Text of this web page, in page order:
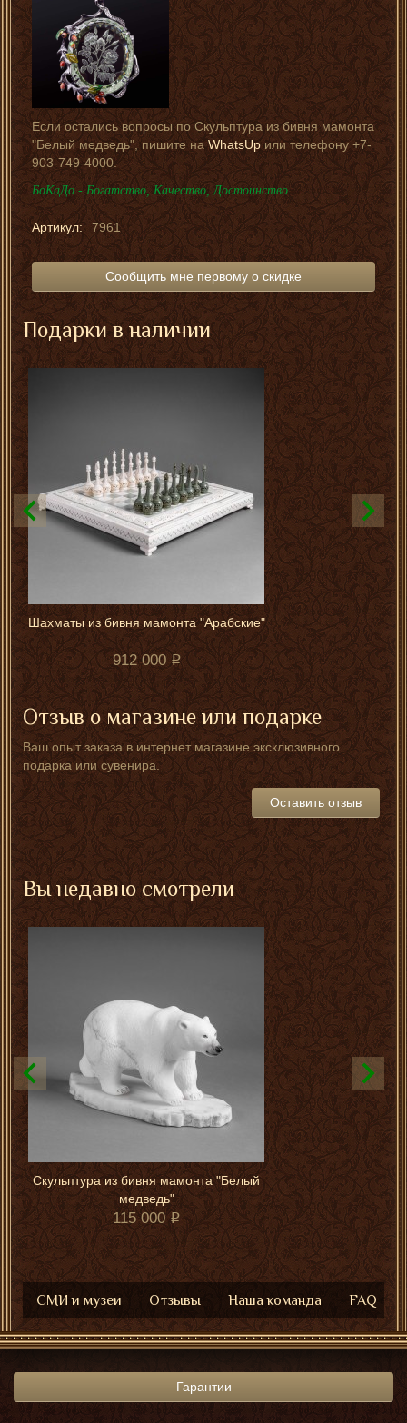
Если остались вопросы по Скульптура из бивня мамонта
"Белый медведь", пишите наWhatsUpили телефону +7-
903-749-4000.
БоКаДо - Богатство, Качество, Достоинство.
Артикул: 7961
Сообщить мне первому о скидке
Подарки в наличии
Шахматы из бивня мамонта "Арабские"
912 000
Отзыв о магазине или подарке
Ваш опыт заказа в интернет магазине эксклюзивного
подарка или сувенира.
Оставить отзыв
Вы недавно смотрели
Скульптура из бивня мамонта "Белый
медведь"
115 000
СМИ и музеи Отзывы Наша команда FAQ
Гарантии